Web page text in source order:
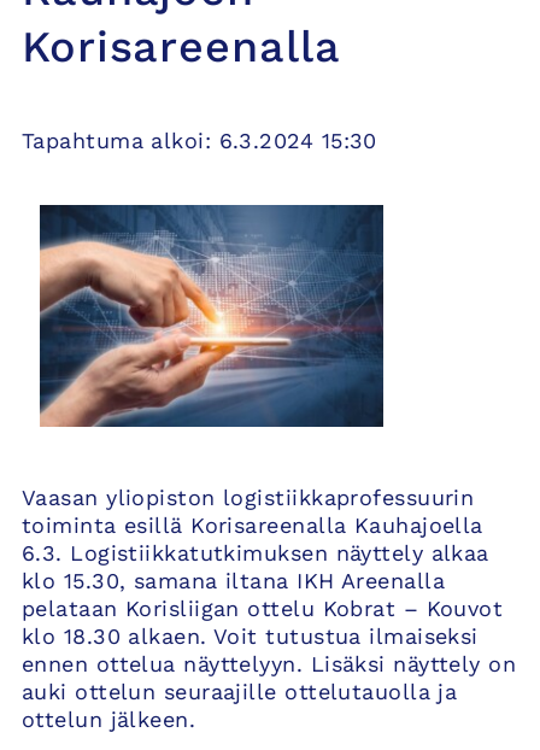
Korisareenalla
Tapahtuma alkoi: 6.3.2024 15:30
Vaasan yliopiston logistiikkaprofessuurin
toiminta esillä Korisareenalla Kauhajoella
6.3. Logistiikkatutkimuksen näyttely alkaa
klo 15.30, samana iltana IKH Areenalla
pelataan Korisliigan ottelu Kobrat – Kouvot
klo 18.30 alkaen. Voit tutustua ilmaiseksi
ennen ottelua näyttelyyn. Lisäksi näyttely on
auki ottelun seuraajille ottelutauolla ja
ottelun jälkeen.